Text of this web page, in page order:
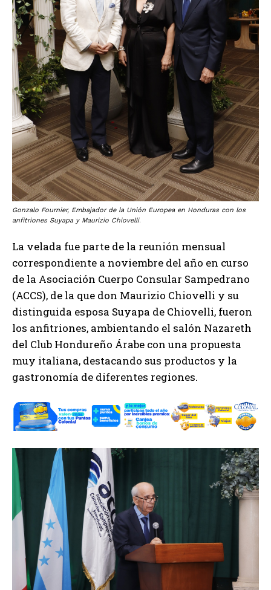
Gonzalo Fournier, Embajador de la Unión Europea en Honduras con los
anfitriones Suyapa y Maurizio Chiovelli.
La velada fue parte de la reunión mensual
correspondiente a noviembre del año en curso
de la Asociación Cuerpo Consular Sampedrano
(ACCS), de la que don Maurizio Chiovelli y su
distinguida esposa Suyapa de Chiovelli, fueron
los anfitriones, ambientando el salón Nazareth
del Club Hondureño Árabe con una propuesta
muy italiana, destacando sus productos y la
gastronomía de diferentes regiones.